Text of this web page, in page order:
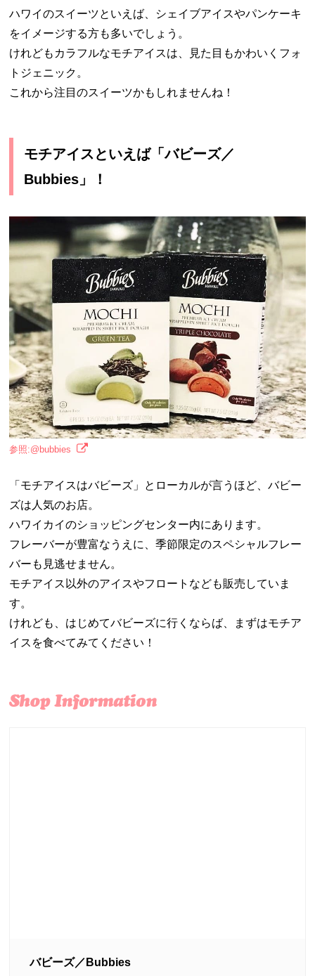
ハワイのスイーツといえば、シェイブアイスやパンケーキ
をイメージする方も多いでしょう。
けれどもカラフルなモチアイスは、見た目もかわいくフォ
トジェニック。
これから注目のスイーツかもしれませんね！
モチアイスといえば「バビーズ／
Bubbies」！
参照:@bubbies
「モチアイスはバビーズ」とローカルが言うほど、バビー
ズは人気のお店。
ハワイカイのショッピングセンター内にあります。
フレーバーが豊富なうえに、季節限定のスペシャルフレー
バーも見逃せません。
モチアイス以外のアイスやフロートなども販売していま
す。
けれども、はじめてバビーズに行くならば、まずはモチア
イスを食べてみてください！
バビーズ／Bubbies